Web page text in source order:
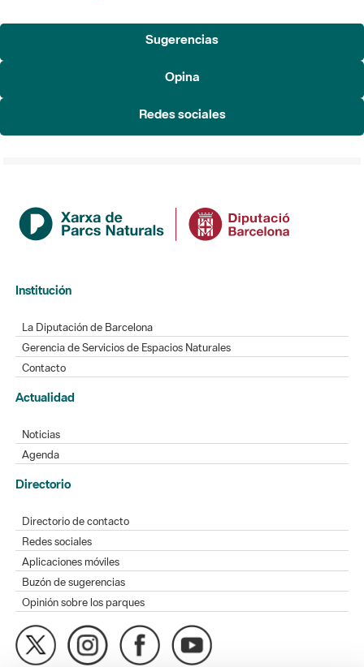
Sugerencias
Opina
Redes sociales
Institución
La Diputación de Barcelona
Gerencia de Servicios de Espacios Naturales
Contacto
Actualidad
Noticias
Agenda
Directorio
Directorio de contacto
Redes sociales
Aplicaciones móviles
Buzón de sugerencias
Opinión sobre los parques